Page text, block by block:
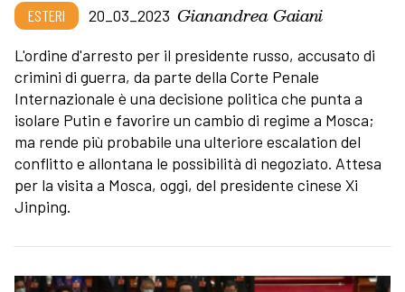
ESTERI 20_03_2023 Gianandrea Gaiani
L'ordine d'arresto per il presidente russo, accusato di
crimini di guerra, da parte della Corte Penale
Internazionale è una decisione politica che punta a
isolare Putin e favorire un cambio di regime a Mosca;
ma rende più probabile una ulteriore escalation del
conflitto e allontana le possibilità di negoziato. Attesa
per la visita a Mosca, oggi, del presidente cinese Xi
Jinping.